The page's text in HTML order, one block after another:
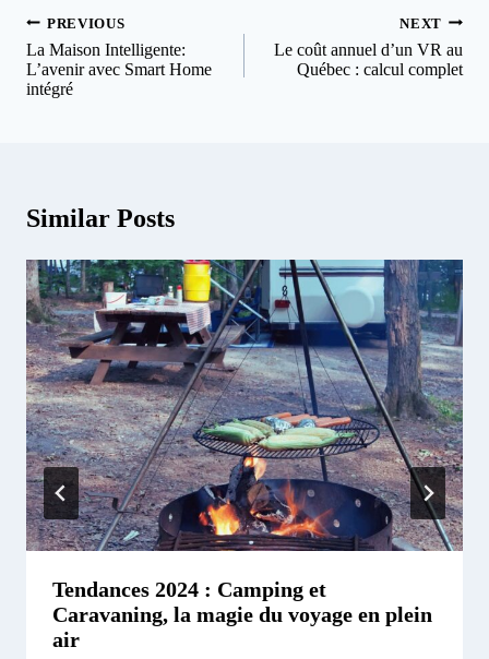
Navigation
de
l'article
PREVIOUS
La Maison Intelligente:
L’avenir avec Smart Home
intégré
NEXT
Le coût annuel d’un VR au
Québec : calcul complet
Similar Posts
Tendances 2024 : Camping et
Caravaning, la magie du voyage en plein
air